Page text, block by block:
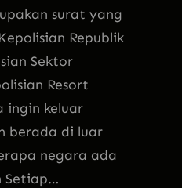
surat yang
Republik
Sektor
Resort
ingin keluar
berada di luar
negara ada
Setiap…